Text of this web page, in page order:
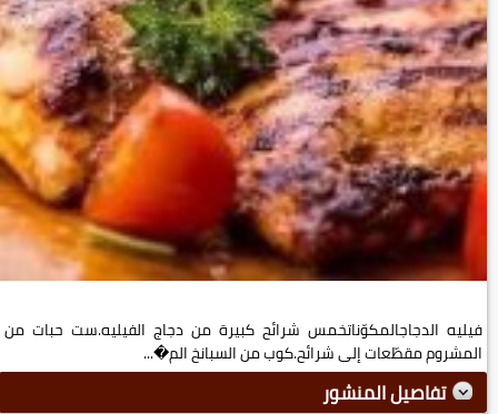
فيليه الدجاجالمكوّناتخمس شرائح كبيرة من دجاج الفيليه.ست حبات من
المشروم مقطّعات إلى شرائح.كوب من السبانخ الم�...
تفاصيل المنشور